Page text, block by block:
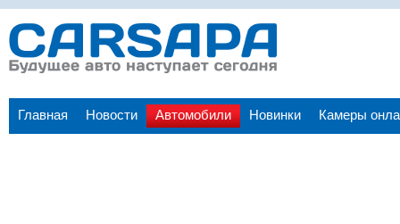
Главная Новости Автомобили Новинки Камеры